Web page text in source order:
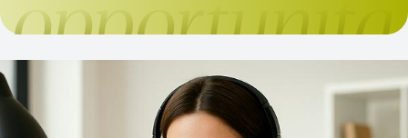
elaborazione culturale e proposta, capace di
interpretare i cambiamenti e di accompagnare la
rappresentanza e proposta continueranno a costituire
i tre pilastri dell'azione della Fondazione, con
l'obiettivo di offrire alle istituzioni analisi fondate sui
dati e ai professionisti strumenti concreti per